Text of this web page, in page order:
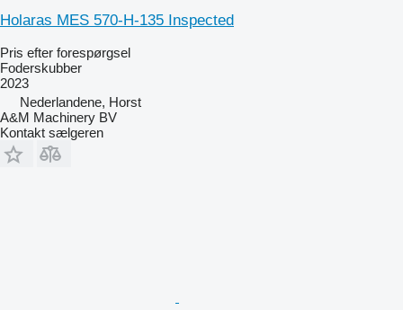
Holaras MES 570-H-135 Inspected
Pris efter forespørgsel
Foderskubber
2023
Nederlandene, Horst
A&M Machinery BV
Kontakt sælgeren